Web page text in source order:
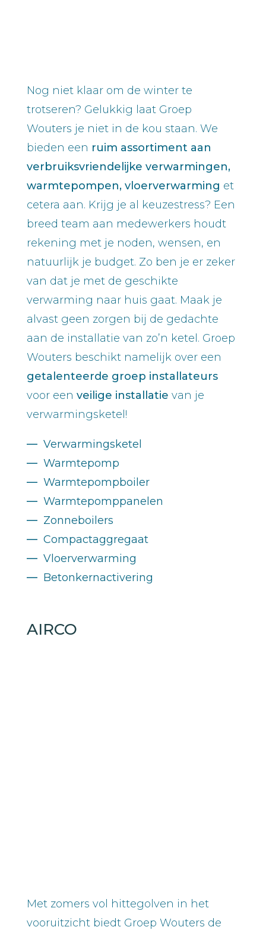
Nog niet klaar om de winter te
trotseren? Gelukkig laat Groep
Wouters je niet in de kou staan. We
bieden een ruim assortiment aan
verbruiksvriendelijke verwarmingen,
warmtepompen, vloerverwarming et
cetera aan. Krijg je al keuzestress? Een
breed team aan medewerkers houdt
rekening met je noden, wensen, en
natuurlijk je budget. Zo ben je er zeker
van dat je met de geschikte
verwarming naar huis gaat. Maak je
alvast geen zorgen bij de gedachte
aan de installatie van zo’n ketel. Groep
Wouters beschikt namelijk over een
getalenteerde groep installateurs
voor een veilige installatie van je
verwarmingsketel!
— Verwarmingsketel
— Warmtepomp
— Warmtepompboiler
— Warmtepomppanelen
— Zonneboilers
— Compactaggregaat
— Vloerverwarming
— Betonkernactivering
AIRCO
Met zomers vol hittegolven in het
vooruitzicht biedt Groep Wouters de